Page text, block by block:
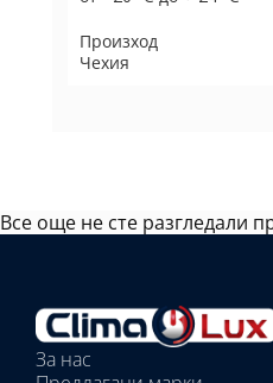
Произход
Чехия
Все още не сте разгледали
Избрани
вътрешни
тела:За нас